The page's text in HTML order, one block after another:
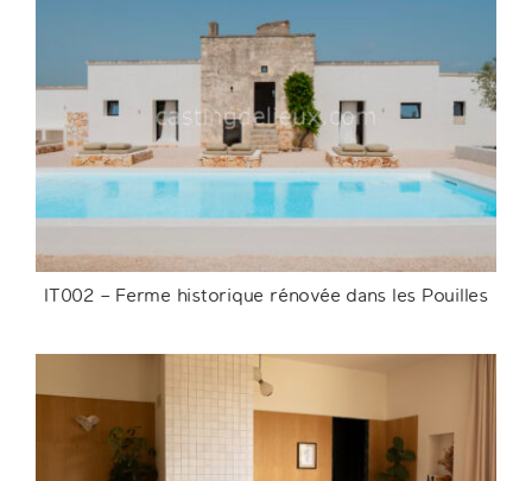
sur le Bassin d’Arcachon
IT002 – Ferme historique rénovée dans les
Pouilles
IT002 – Ferme historique rénovée dans les Pouilles